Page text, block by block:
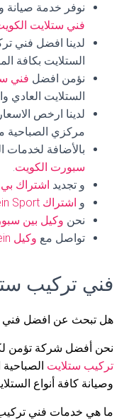
نوفر خدمة صيانة
فني ستلايت
لدينا افضل فني
الستلايت بكافة
نؤمن افضل فني
الستلايت العادي
لدينا ارخص
مركزي الصباحية
بالأضافة لخدمات
سبورت الكويت.
و تجديد اشتراك
و اشتراك Bein Sport
نحن وكيل بين
تواصل مع وكيل Bein
فني تركيب
هل تبحث عن افضل فني
نحن أفضل شركة تؤمن
تركيب ستلايت
وصيانة كافة أنواع
ما هي خدمات فني